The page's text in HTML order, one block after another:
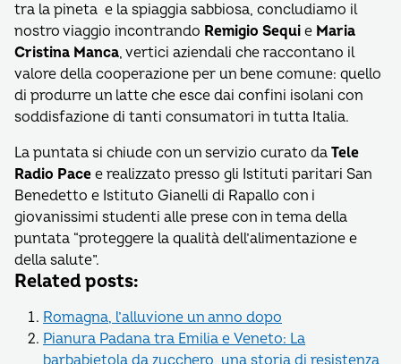
tra la pineta e la spiaggia sabbiosa, concludiamo il
nostro viaggio incontrando Remigio Sequi e Maria
Cristina Manca, vertici aziendali che raccontano il
valore della cooperazione per un bene comune: quello
di produrre un latte che esce dai confini isolani con
soddisfazione di tanti consumatori in tutta Italia.
La puntata si chiude con un servizio curato da Tele
Radio Pace e realizzato presso gli Istituti paritari San
Benedetto e Istituto Gianelli di Rapallo con i
giovanissimi studenti alle prese con in tema della
puntata “proteggere la qualità dell’alimentazione e
della salute”.
Related posts:
Romagna, l’alluvione un anno dopo
Pianura Padana tra Emilia e Veneto: La
barbabietola da zucchero, una storia di resistenza